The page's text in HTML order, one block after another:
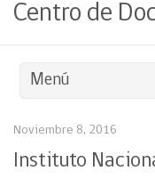
Centro de
Menú
Noviembre 8, 2016
Instituto